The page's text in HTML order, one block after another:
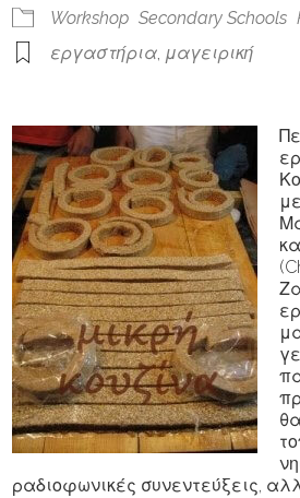
Workshop Secondary Schools
εργαστήρια, μαγειρική
ραδιοφωνικές συνεντεύξεις,